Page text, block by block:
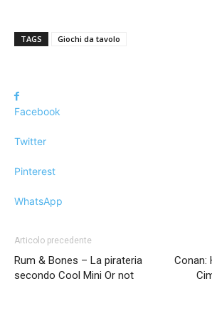
TAGS Giochi da tavolo
Facebook
Twitter
Pinterest
WhatsApp
Articolo precedente
Rum & Bones – La pirateria
secondo Cool Mini Or not
Conan: